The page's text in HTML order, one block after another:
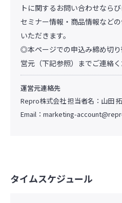
トに関するお問い合わせなら
セミナー情報・商品情報など
いただきます。
◎本ページでの申込み締め切
営元（下記参照）までご連絡く
運営元連絡先
Repro株式会社 担当者名：山田
Email： marketing-
タイムスケジュール